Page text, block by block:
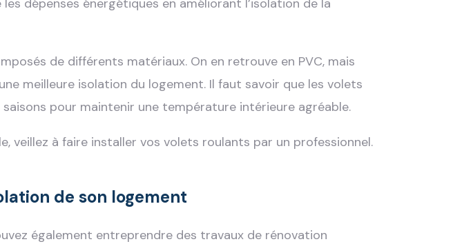
dépenses énergétiques en améliorant l’isolation de la
de différents matériaux. On en retrouve en PVC, mais
meilleure isolation du logement. Il faut savoir que les volets
pour maintenir une température intérieure agréable.
veillez à faire installer vos volets roulants par un professionnel.
de son logement
également entreprendre des travaux de rénovation